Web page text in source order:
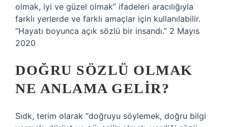
olmak, iyi ve güzel olmak” ifadeleri aracılığıyla
farklı yerlerde ve farklı amaçlar için kullanılabilir.
“Hayatı boyunca açık sözlü bir insandı.” 2 Mayıs
2020
DOĞRU SÖZLÜ OLMAK
NE ANLAMA GELIR?
Sıdk, terim olarak “doğruyu söylemek, doğru bilgi